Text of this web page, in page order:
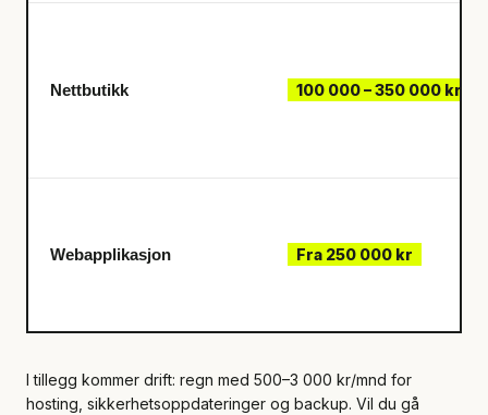
Nettbutikk 100 000 – 350 000 kr
Webapplikasjon Fra 250 000 kr
I tillegg kommer drift: regn med 500–3 000 kr/mnd for
hosting, sikkerhetsoppdateringer og backup. Vil du gå